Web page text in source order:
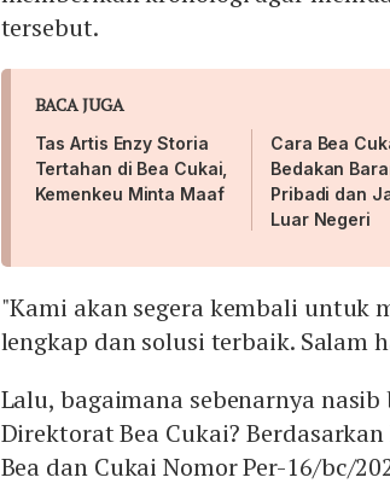
tersebut.
BACA JUGA
Tas Artis Enzy Storia
Tertahan di Bea Cukai,
Kemenkeu Minta Maaf
Cara Bea
Bedakan
Pribadi dan
Luar Negeri
"Kami akan segera kembali untuk
lengkap dan solusi terbaik. Salam
Lalu, bagaimana sebenarnya
Direktorat Bea Cukai?
Bea dan Cukai Nomor Per-16/bc/